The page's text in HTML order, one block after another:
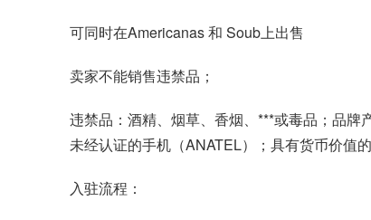
可同时在Americanas 和 Soub上出售
卖家不能销售违禁品；
违禁品：酒精、烟草、香烟、***或毒品；品
未经认证的手机（ANATEL）；具有货币价值
入驻流程：